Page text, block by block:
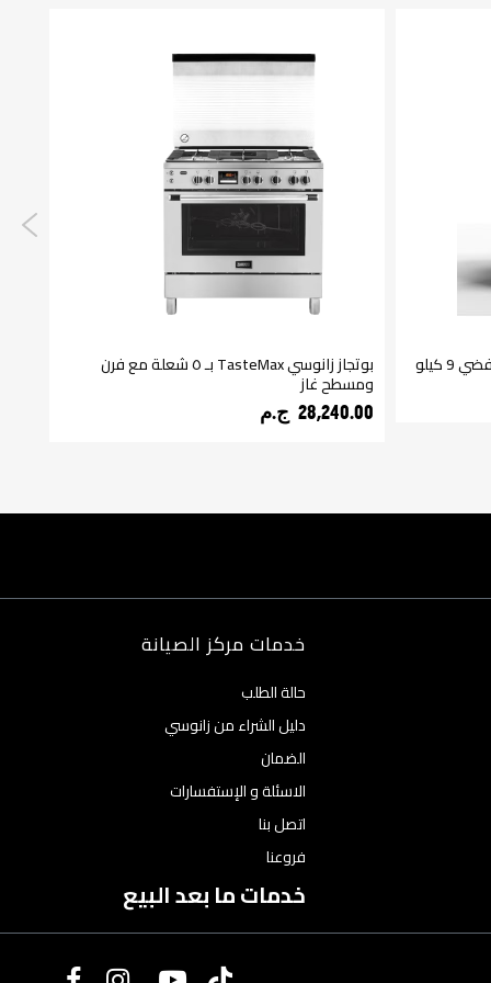
بوتجاز زانوسي TasteMax بـ ٥ شعلة مع فرن
ومسطح غاز
28,240.00 ج.م‏
خدمات مركز الصيانة
حالة الطلب
دليل الشراء من زانوسي
الضمان
الاسئلة و الإستفسارات
اتصل بنا
فروعنا
خدمات ما بعد البيع